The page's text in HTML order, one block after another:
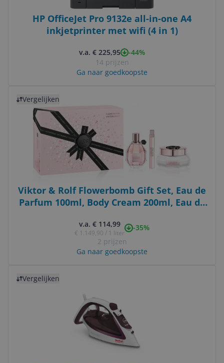
HP OfficeJet Pro 9132e all-in-one A4
inkjetprinter met wifi (4 in 1)
v.a. € 225,95
-44%
14 prijzen
Ga naar goedkoopste
Vergelijken
Viktor & Rolf Flowerbomb Gift Set, Eau de
Parfum 100ml, Body Cream 200ml, Eau de
v.a. € 114,99
€ 1.149,90 / 1 liter
-35%
2 prijzen
Ga naar goedkoopste
Vergelijken